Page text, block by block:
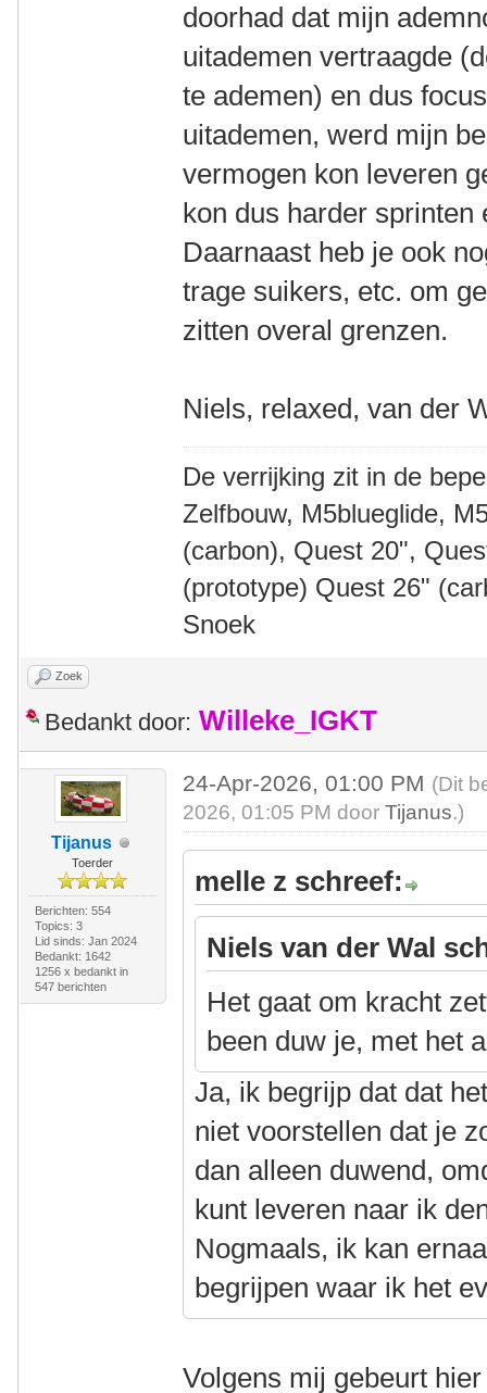
doorhad dat mijn
uitademen vertraagde
te ademen) en dus
uitademen, werd mijn
vermogen kon leveren
kon dus harder
Daarnaast heb je ook
trage suikers, etc. om
zitten overal grenzen.
Niels, relaxed, van der
De verrijking zit in de
Zelfbouw, M5blueglide,
(carbon), Quest 20",
(prototype) Quest 26"
Snoek
Zoek
Bedankt door: Willeke_IGKT
Tijanus
Toerder
Berichten: 554
Topics: 3
Lid sinds: Jan 2024
Bedankt: 1642
1256 x bedankt in
547 berichten
24-Apr-2026, 01:00 PM (Dit
2026, 01:05 PM doorTijanus.)
melle z schreef:
Niels van der Wal
Het gaat om kracht
been duw je, met het
Ja, ik begrijp dat dat
niet voorstellen dat je
dan alleen duwend,
kunt leveren naar ik
Nogmaals, ik kan
begrijpen waar ik het
Volgens mij gebeurt